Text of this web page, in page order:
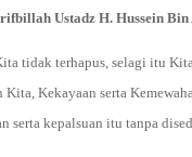
Ustadz H. Hussein
tidak terhapus, selagi itu
Kita, Kekayaan serta
serta kepalsuan itu tanpa